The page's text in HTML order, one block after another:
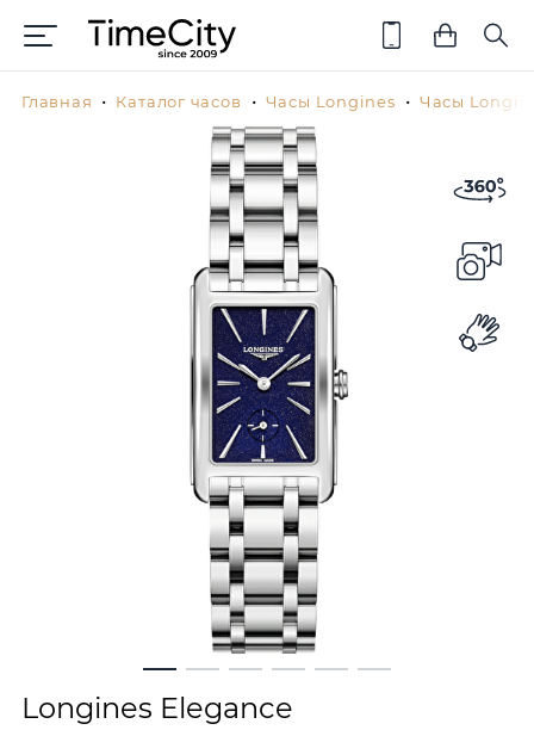
Главная Каталог часов Часы Longines Часы
Longines Elegance